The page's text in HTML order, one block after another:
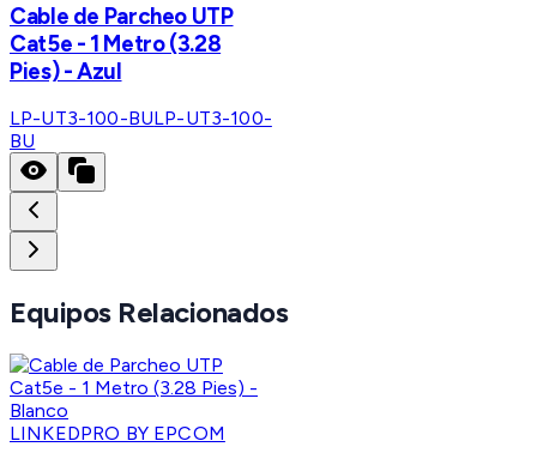
Cable de Parcheo UTP
Cat5e - 1 Metro (3.28
Pies) - Azul
LP-UT3-100-BULP-UT3-100-
BU
Equipos Relacionados
LINKEDPRO BY EPCOM